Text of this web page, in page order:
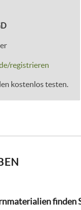
registrieren
kostenlos testen.
finden